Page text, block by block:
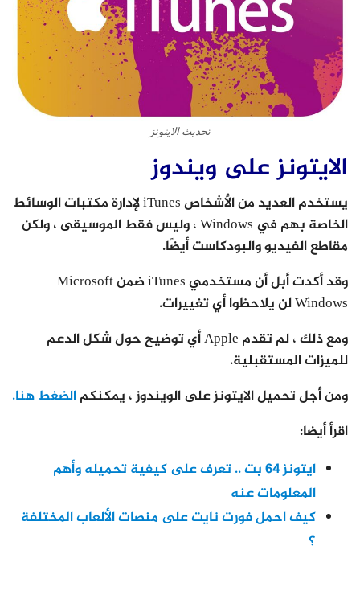
تحديث الايتونز
الايتونز على ويندوز
يستخدم العديد من الأشخاص iTunes لإدارة مكتبات الوسائط
الخاصة بهم في Windows ، وليس فقط الموسيقى ، ولكن
مقاطع الفيديو والبودكاست أيضًا.
وقد أكدت أبل أن مستخدمي iTunes ضمن Microsoft
Windows لن يلاحظوا أي تغييرات.
ومع ذلك ، لم تقدم Apple أي توضيح حول شكل الدعم
للميزات المستقبلية.
ومن أجل تحميل الايتونز على الويندوز ، يمكنكمالضغط هنا.
اقرأ أيضا:
ايتونز 64 بت .. تعرف على كيفية تحميله وأهم
المعلومات عنه
كيف احمل فورت نايت على منصات الألعاب المختلفة
؟